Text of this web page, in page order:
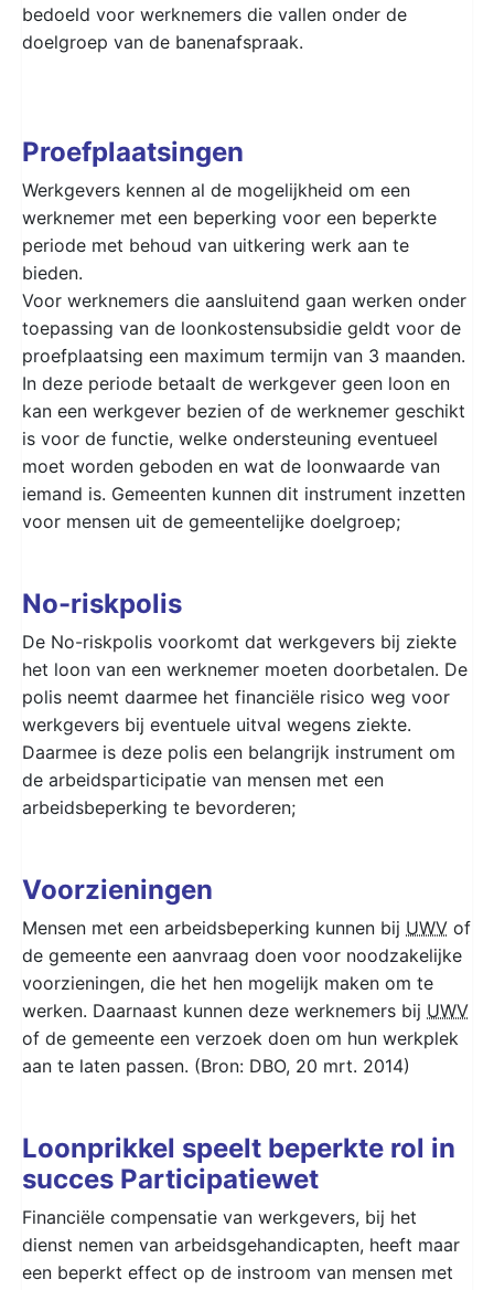
bedoeld voor werknemers die vallen onder de
doelgroep van de banenafspraak.
Proefplaatsingen
Werkgevers kennen al de mogelijkheid om een
werknemer met een beperking voor een beperkte
periode met behoud van uitkering werk aan te
bieden.
Voor werknemers die aansluitend gaan werken onder
toepassing van de loonkostensubsidie geldt voor de
proefplaatsing een maximum termijn van 3 maanden.
In deze periode betaalt de werkgever geen loon en
kan een werkgever bezien of de werknemer geschikt
is voor de functie, welke ondersteuning eventueel
moet worden geboden en wat de loonwaarde van
iemand is. Gemeenten kunnen dit instrument inzetten
voor mensen uit de gemeentelijke doelgroep;
No-riskpolis
De No-riskpolis voorkomt dat werkgevers bij ziekte
het loon van een werknemer moeten doorbetalen. De
polis neemt daarmee het financiële risico weg voor
werkgevers bij eventuele uitval wegens ziekte.
Daarmee is deze polis een belangrijk instrument om
de arbeidsparticipatie van mensen met een
arbeidsbeperking te bevorderen;
Voorzieningen
Mensen met een arbeidsbeperking kunnen bij UWV of
de gemeente een aanvraag doen voor noodzakelijke
voorzieningen, die het hen mogelijk maken om te
werken. Daarnaast kunnen deze werknemers bij UWV
of de gemeente een verzoek doen om hun werkplek
aan te laten passen. (Bron: DBO, 20 mrt. 2014)
Loonprikkel speelt beperkte rol in
succes Participatiewet
Financiële compensatie van werkgevers, bij het
dienst nemen van arbeidsgehandicapten, heeft maar
een beperkt effect op de instroom van mensen met